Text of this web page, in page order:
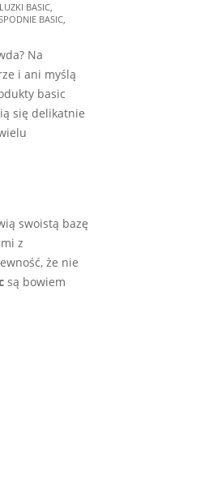
BASIC,
BASIC,
Na
i ani myślą
basic
się delikatnie
swoistą bazę
z
że nie
są bowiem